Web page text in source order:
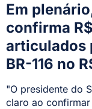
Em
confirma
articulados
BR-116 no
"O presidente do
claro ao confirmar